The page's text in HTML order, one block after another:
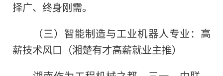
择广、终身刚需。
（三）智能制造与工业机器人专业：高
薪技术风口（湘楚有才高薪就业主推）